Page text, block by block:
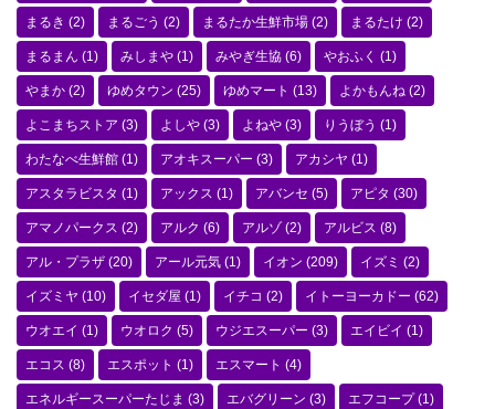
まるき (2) まるごう (2) まるたか生鮮市場 (2) まるたけ (2)
まるまん (1) みしまや (1) みやぎ生協 (6) やおふく (1)
やまか (2) ゆめタウン (25) ゆめマート (13) よかもんね (2)
よこまちストア (3) よしや (3) よねや (3) りうぼう (1)
わたなべ生鮮館 (1) アオキスーパー (3) アカシヤ (1)
アスタラビスタ (1) アックス (1) アバンセ (5) アピタ (30)
アマノパークス (2) アルク (6) アルゾ(2) アルビス (8)
アル・プラザ (20) アール元気 (1) イオン (209) イズミ (2)
イズミヤ (10) イセダ屋 (1) イチコ (2) イトーヨーカドー (62)
ウオエイ (1) ウオロク (5) ウジエスーパー (3) エイビイ (1)
エコス (8) エスポット (1) エスマート (4)
エネルギースーパーたじま (3) エバグリーン (3) エフコープ(1)